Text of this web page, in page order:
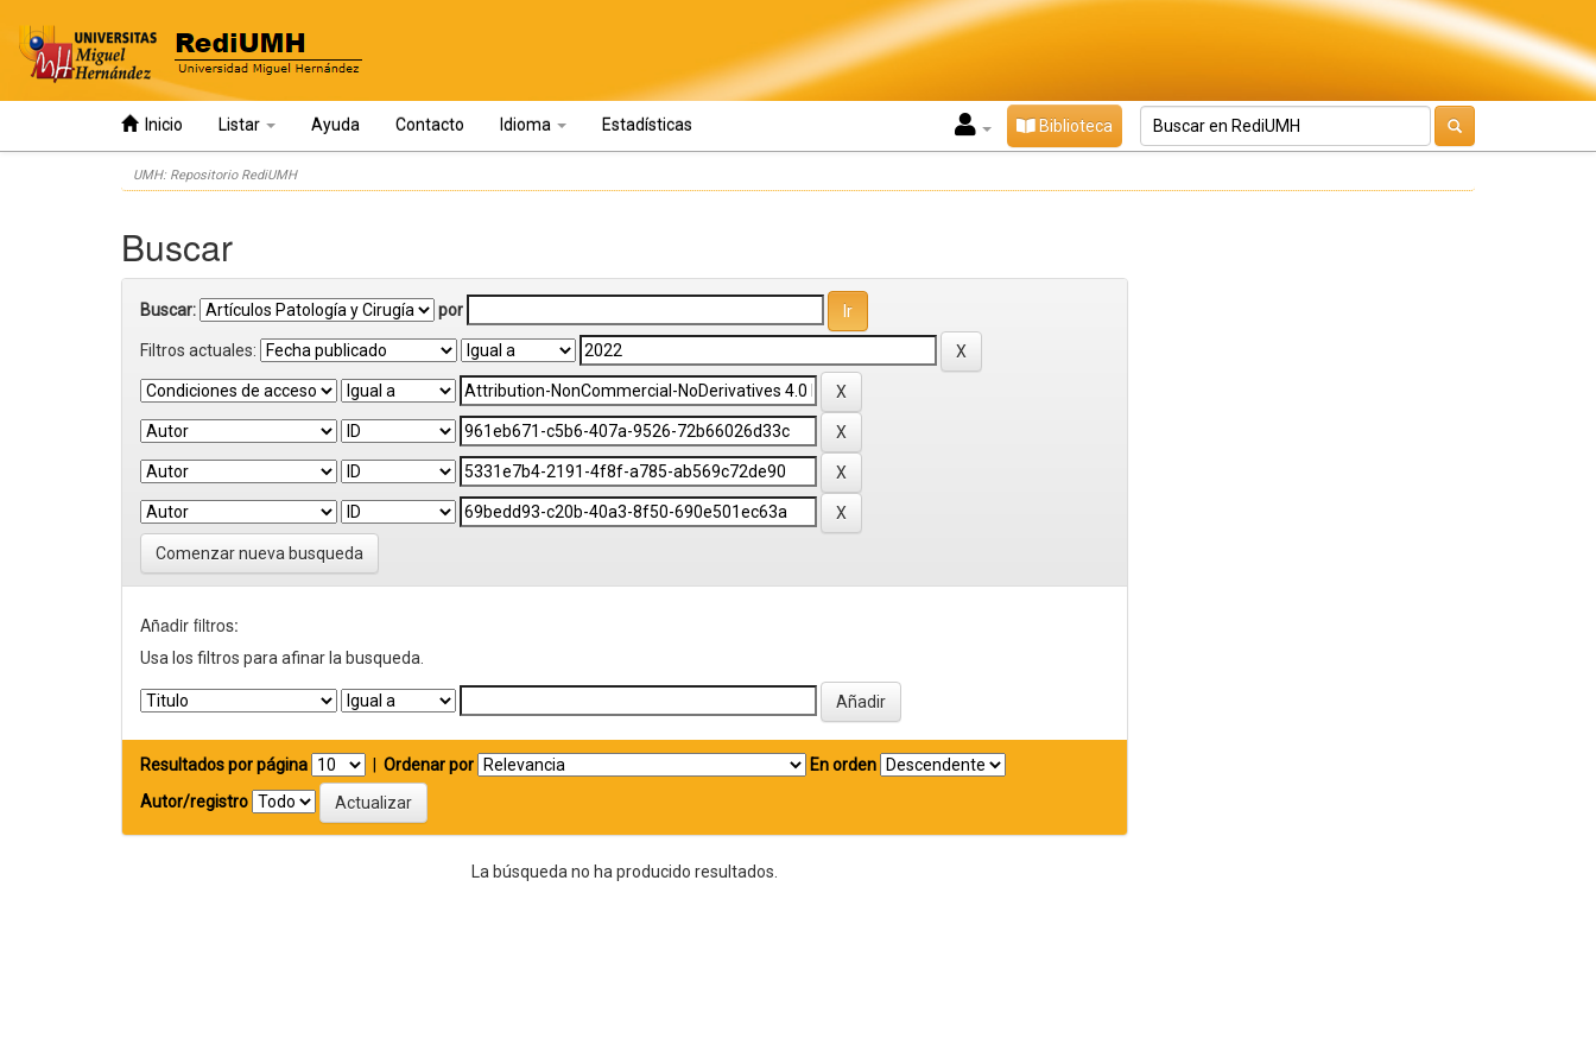
Inicio Listar Ayuda Contacto Idioma Estadísticas Biblioteca
UMH: Repositorio RediUMH
Buscar
Buscar: por
Filtros actuales:
Comenzar nueva busqueda
Añadir filtros:
Usa los filtros para afinar la busqueda.
Resultados por página Ordenar por
En orden
Autor/registro
La búsqueda no ha producido resultados.